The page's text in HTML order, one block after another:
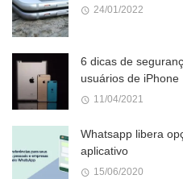
24/01/2022
6 dicas de
usuários de iPhone
11/04/2021
Whatsapp libera
aplicativo
15/06/2020